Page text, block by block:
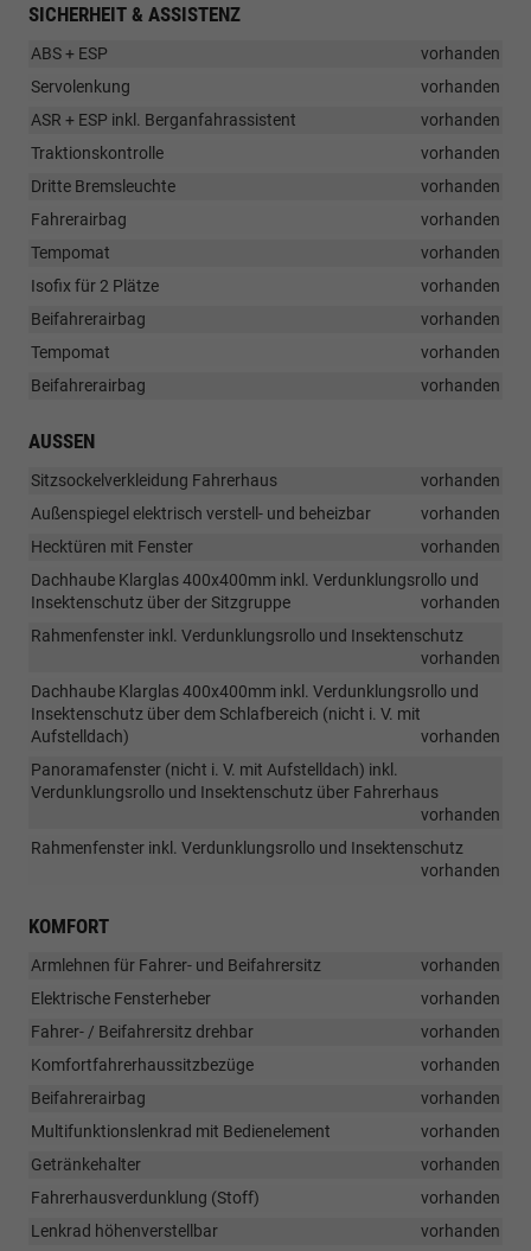
SICHERHEIT & ASSISTENZ
ABS + ESP
vorhanden
Servolenkung
vorhanden
ASR + ESP inkl. Berganfahrassistent
vorhanden
Traktionskontrolle
vorhanden
Dritte Bremsleuchte
vorhanden
Fahrerairbag
vorhanden
Tempomat
vorhanden
Isofix für 2 Plätze
vorhanden
Beifahrerairbag
vorhanden
Tempomat
vorhanden
Beifahrerairbag
vorhanden
AUSSEN
Sitzsockelverkleidung Fahrerhaus
vorhanden
Außenspiegel elektrisch verstell- und beheizbar
vorhanden
Hecktüren mit Fenster
vorhanden
Dachhaube Klarglas 400x400mm inkl. Verdunklungsrollo und
Insektenschutz über der Sitzgruppe
vorhanden
Rahmenfenster inkl. Verdunklungsrollo und Insektenschutz
vorhanden
Dachhaube Klarglas 400x400mm inkl. Verdunklungsrollo und
Insektenschutz über dem Schlafbereich (nicht i. V. mit
Aufstelldach)
vorhanden
Panoramafenster (nicht i. V. mit Aufstelldach) inkl.
Verdunklungsrollo und Insektenschutz über Fahrerhaus
vorhanden
Rahmenfenster inkl. Verdunklungsrollo und Insektenschutz
vorhanden
KOMFORT
Armlehnen für Fahrer- und Beifahrersitz
vorhanden
Elektrische Fensterheber
vorhanden
Fahrer- / Beifahrersitz drehbar
vorhanden
Komfortfahrerhaussitzbezüge
vorhanden
Beifahrerairbag
vorhanden
Multifunktionslenkrad mit Bedienelement
vorhanden
Getränkehalter
vorhanden
Fahrerhausverdunklung (Stoff)
vorhanden
Lenkrad höhenverstellbar
vorhanden